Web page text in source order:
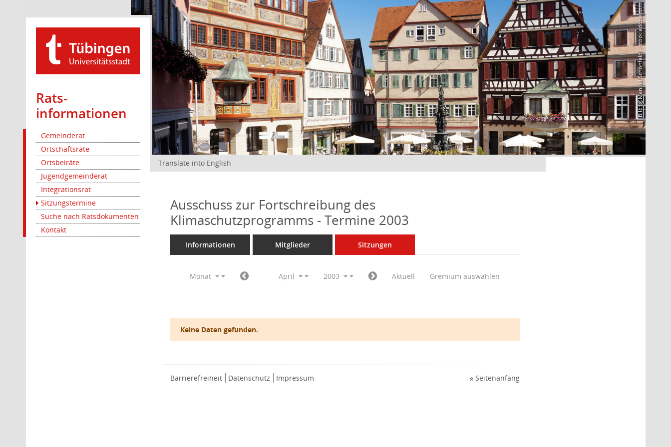
Rats­
informationen
Gemeinderat
Ortschaftsräte
Ortsbeiräte
Jugendgemeinderat
Integrationsrat
Sitzungstermine
Suche nach Ratsdokumenten
Kontakt
Bild: @Manuel Schönfeld – stock.adobe.com
Translate into English
Ausschuss zur Fortschreibung des
Klimaschutzprogramms - Termine 2003
Informationen Mitglieder Sitzungen
Monat April 2003 Aktuell Gremium auswählen
Keine Daten gefunden.
Barrierefreiheit Datenschutz Impressum Seitenanfang